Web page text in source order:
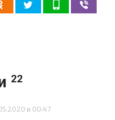
22
в 00:47